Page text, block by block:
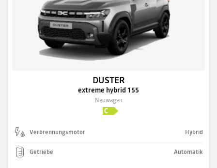
DUSTER
extreme hybrid 155
Neuwagen
Verbrennungsmotor Hybrid
Getriebe Automatik